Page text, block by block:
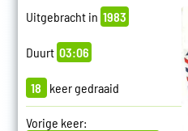
Uitgebracht in 1983
Duurt 03:06
18 keer gedraaid
Vorige keer: